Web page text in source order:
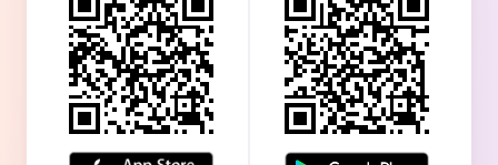
《つなげーと上でのLINE IDの交換・聞き出す行為は禁止されています》